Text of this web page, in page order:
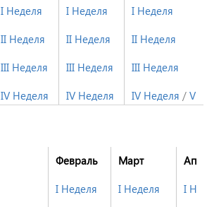
I Неделя
II Неделя
III Неделя
IV Неделя
I Неделя
II Неделя
III Неделя
IV Неделя
I Неделя
II Неделя
III Неделя
IV Неделя / V
Февраль
I Неделя
Март
I Неделя
I